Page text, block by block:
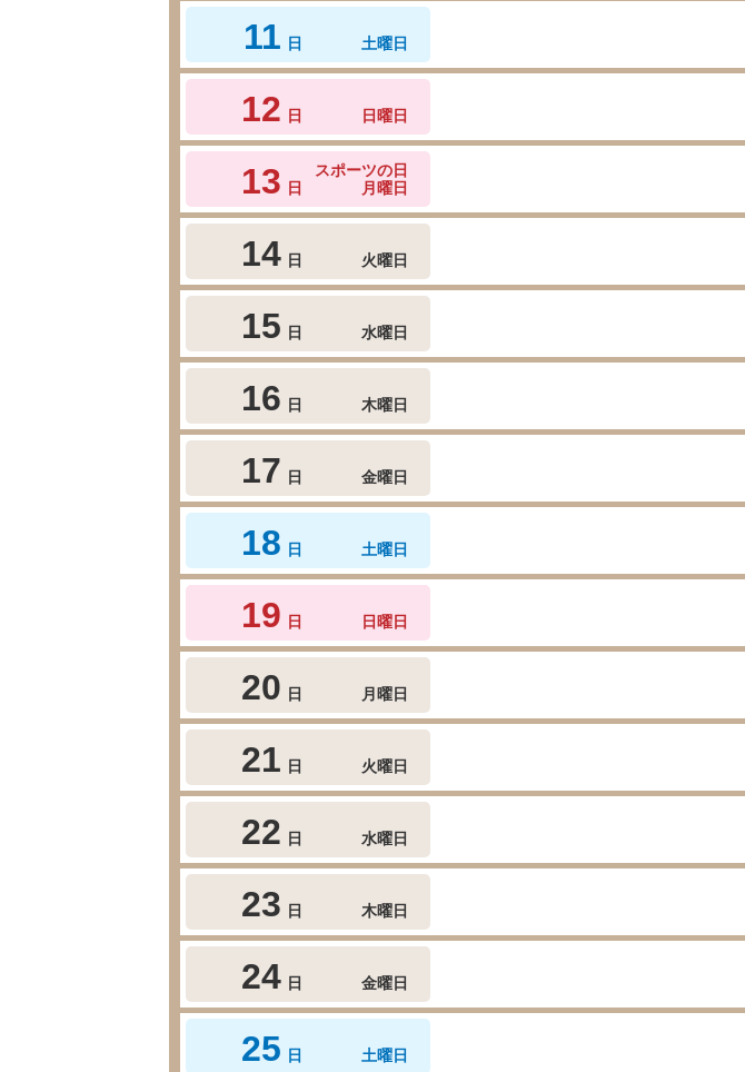
11 日 土曜日
12 日 日曜日
13 日
スポーツの日
月曜日
14 日 火曜日
15 日 水曜日
16 日 木曜日
17 日 金曜日
18 日 土曜日
19 日 日曜日
20 日 月曜日
21 日 火曜日
22 日 水曜日
23 日 木曜日
24 日 金曜日
25 日 土曜日